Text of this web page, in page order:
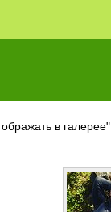
в галерее".